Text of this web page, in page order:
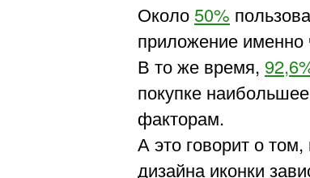
Около 50%
приложение именно
В то же время,
покупке
факторам.
А это говорит о
дизайна иконки